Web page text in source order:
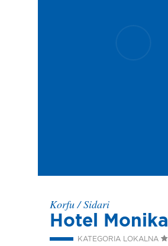
Korfu/Sidari
Hotel Monika
KATEGORIA LOKALNA